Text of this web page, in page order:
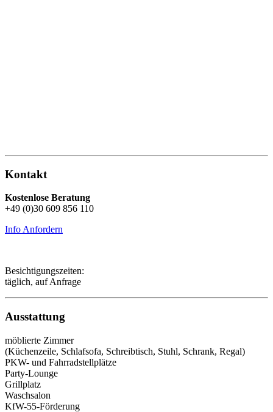
Kontakt
Kostenlose Beratung
+49 (0)30 609 856 110
Info Anfordern
Besichtigungszeiten:
täglich, auf Anfrage
Ausstattung
möblierte Zimmer
(Küchenzeile, Schlafsofa, Schreibtisch, Stuhl, Schrank, Regal)
PKW- und Fahrradstellplätze
Party-Lounge
Grillplatz
Waschsalon
KfW-55-Förderung